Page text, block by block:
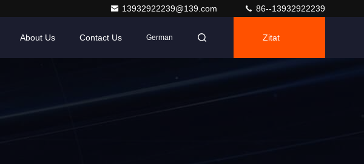
13932922239@139.com 86--13932922239
About Us Contact Us German Zitat